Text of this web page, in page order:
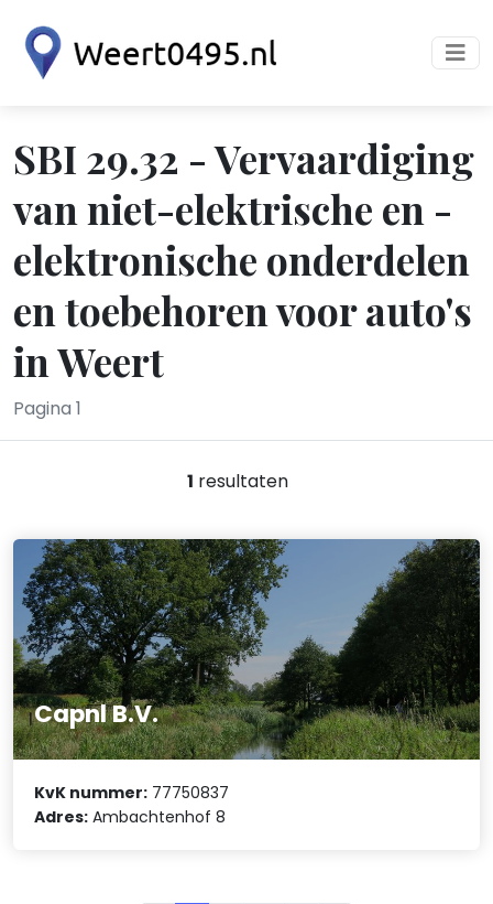
SBI 29.32 - Vervaardiging
van niet-elektrische en -
elektronische onderdelen
en toebehoren voor auto's
in Weert
Pagina 1
1 resultaten
Capnl B.V.
KvK nummer: 77750837
Adres: Ambachtenhof 8